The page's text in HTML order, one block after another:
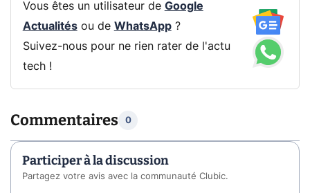
Vous êtes un utilisateur de Google
Actualitésou de WhatsApp?
Suivez-nous pour ne rien rater de l'actu
tech !
Commentaires 0
Participer à la discussion
Partagez votre avis avec la communauté Clubic.